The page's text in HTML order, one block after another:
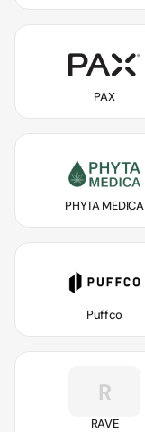
PAX
PHYTA MEDICA
Puffco
R
RAVE